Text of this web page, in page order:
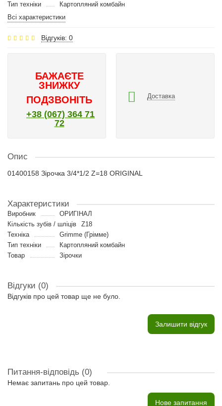
Тип техніки
Картопляний комбайн
Всі характеристики
Відгуків: 0
БАЖАЄТЕ
ЗНИЖКУ
ПОДЗВОНІТЬ
+38 (067) 364 71
72
Доставка
Опис
01400158 Зірочка 3/4*1/2 Z=18 ORIGINAL
Характеристики
Виробник
ОРИГІНАЛ
Кількість зубів / шліців
Z18
Техніка
Grimme (Грімме)
Тип техніки
Картопляний комбайн
Товар
Зірочки
Відгуки (0)
Відгуків про цей товар ще не було.
Залишити відгук
Питання-відповідь (0)
Немає запитань про цей товар.
Нове запитання